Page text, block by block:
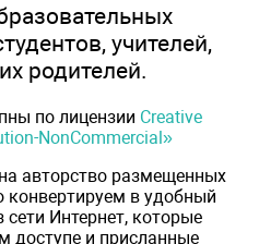
учителей,
родителей.
по лицензии Creative
NonCommercial»
авторство размещенных
в удобный
Интернет, которые
доступе и присланные